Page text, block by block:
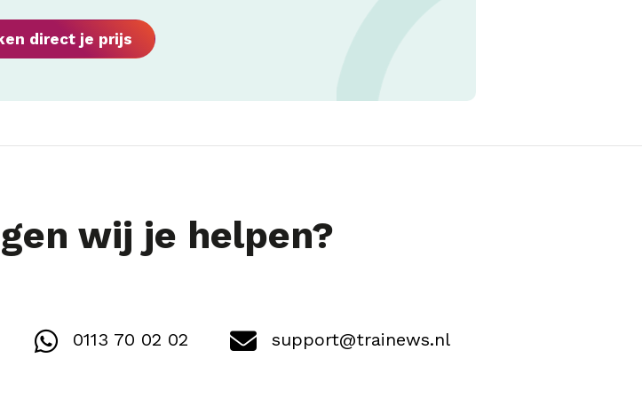
direct je prijs
wij je helpen?
0113 70 02 02 support@trainews.nl